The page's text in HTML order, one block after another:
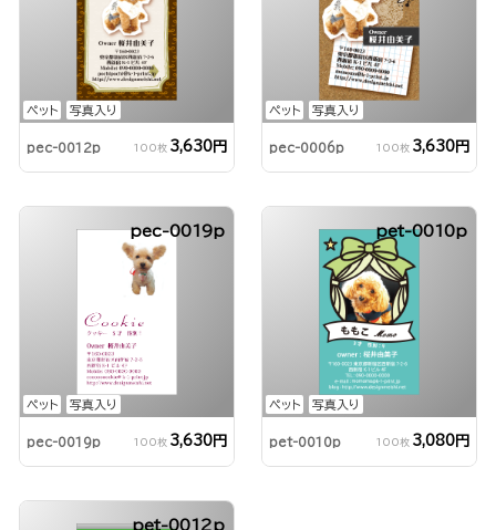
ペット 写真入り
pec-0012p 100枚 3,630円
ペット 写真入り
pec-0006p 100枚 3,630円
ペット 写真入り
pec-0019p
pec-0019p 100枚 3,630円
ペット 写真入り
pet-0010p
pet-0010p 100枚 3,080円
pet-0012p